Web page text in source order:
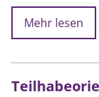
Mehr lesen